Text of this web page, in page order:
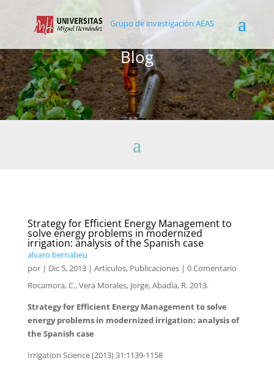
Grupo de investigación AEAS
Blog
Strategy for Efficient Energy Management to
solve energy problems in modernized
irrigation: analysis of the Spanish case
alvaro.bernabeu
por | Dic 5, 2013| Artículos, Publicaciones| 0 Comentario
Rocamora, C., Vera Morales, Jorge, Abadía, R. 2013.
Strategy for Efficient Energy Management to solve
energy problems in modernized irrigation: analysis of
the Spanish case
Irrigation Science (2013) 31:1139-1158